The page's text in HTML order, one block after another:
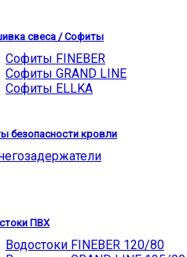
свеса / Софиты
Софиты FINEBER
Софиты GRAND LINE
Софиты ELLKA
безопасности кровли
ПВХ
Водостоки FINEBER 120/80